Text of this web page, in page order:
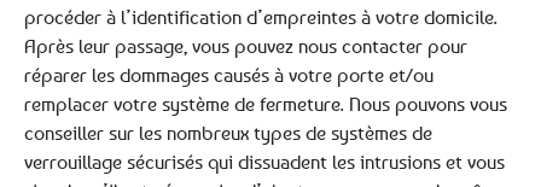
procéder à l’identification d’empreintes à votre domicile.
Après leur passage, vous pouvez nous contacter pour
réparer les dommages causés à votre porte et/ou
remplacer votre système de fermeture. Nous pouvons vous
conseiller sur les nombreux types de systèmes de
verrouillage sécurisés qui dissuadent les intrusions et vous